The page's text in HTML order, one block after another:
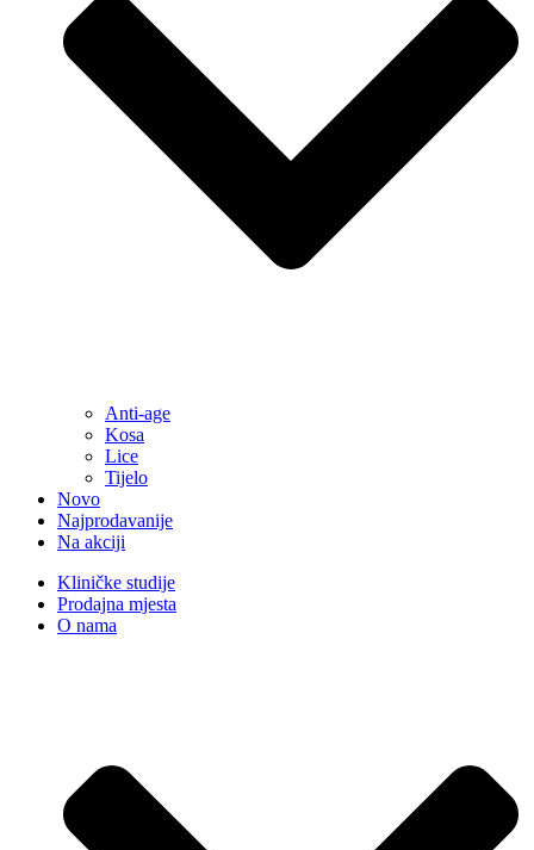
Anti-age
Kosa
Lice
Tijelo
Novo
Najprodavanije
Na akciji
Kliničke studije
Prodajna mjesta
O nama